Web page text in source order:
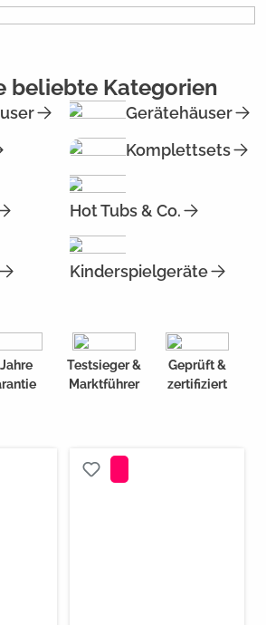
beliebte Kategorien
Gerätehäuser
Komplettsets
Hot Tubs & Co.
Kinderspielgeräte
Testsieger &
Marktführer
Geprüft &
zertifiziert